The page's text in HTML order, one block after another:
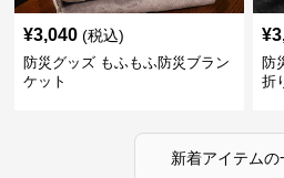
¥3,040 (税込)
防災グッズ もふもふ防災ブラン
ケット
¥
防
折
新着アイテムの